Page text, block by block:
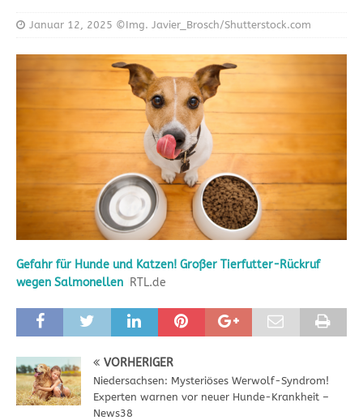
Januar 12, 2025 ©Img. Javier_Brosch/Shutterstock.com
Gefahr für Hunde und Katzen! Großer Tierfutter-Rückruf
wegen Salmonellen RTL.de
VORHERIGER
Niedersachsen: Mysteriöses Werwolf-Syndrom!
Experten warnen vor neuer Hunde-Krankheit –
News38